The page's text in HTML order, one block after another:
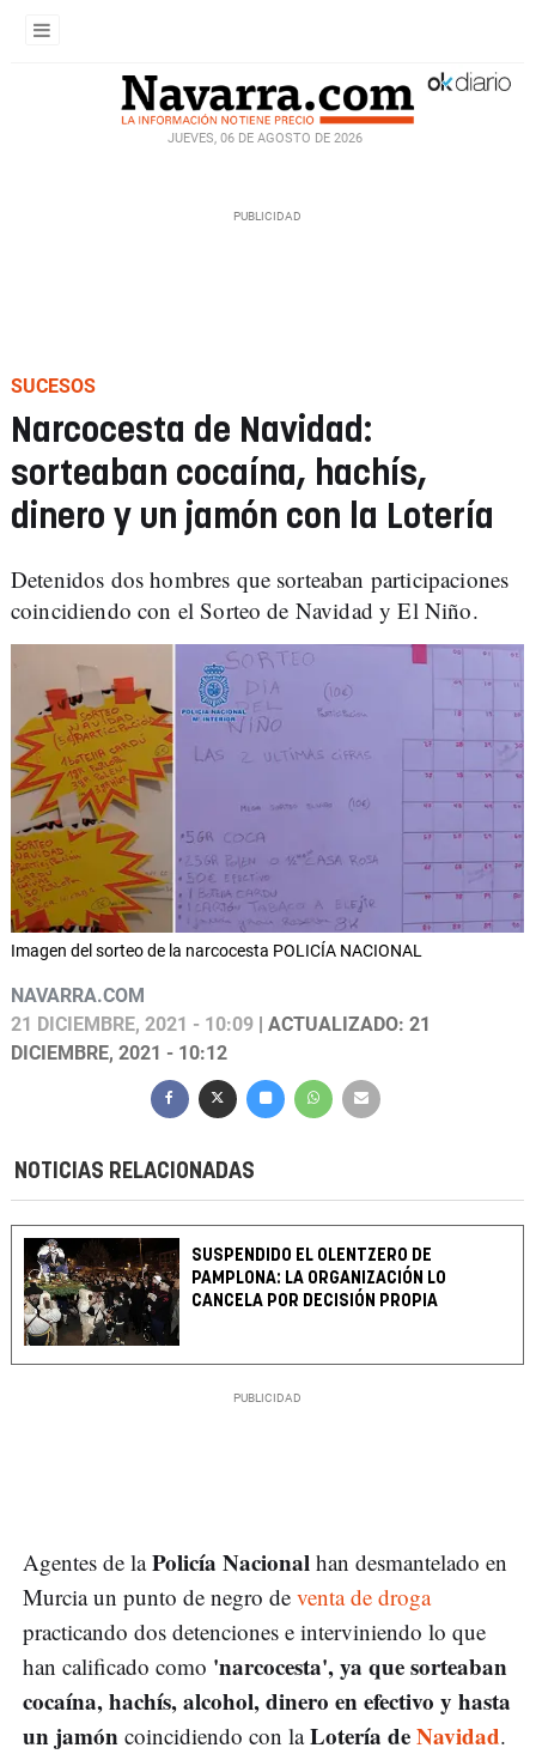
JUEVES, 06 DE AGOSTO DE 2026
SUCESOS
Narcocesta de Navidad:
sorteaban cocaína, hachís,
dinero y un jamón con la Lotería
Detenidos dos hombres que sorteaban participaciones
coincidiendo con el Sorteo de Navidad y El Niño.
Imagen del sorteo de la narcocesta POLICÍA NACIONAL
NAVARRA.COM
21 DICIEMBRE, 2021 - 10:09 | ACTUALIZADO: 21
DICIEMBRE, 2021 - 10:12
NOTICIAS RELACIONADAS
SUSPENDIDO EL OLENTZERO DE
PAMPLONA: LA ORGANIZACIÓN LO
CANCELA POR DECISIÓN PROPIA
Agentes de laPolicía Nacional han desmantelado en
Murcia un punto de negro de venta de droga
practicando dos detenciones e interviniendo lo que
han calificado como 'narcocesta', ya que sorteaban
cocaína, hachís, alcohol, dinero en efectivo y hasta
un jamón coincidiendo con laLotería deNavidad.